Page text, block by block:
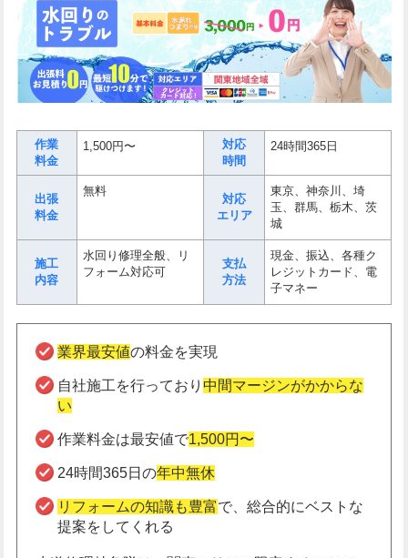
作業
料金
1,500円〜
対応
時間
24時間365日
出張
料金
無料
対応
エリア
東京、神奈川、埼
玉、群馬、栃木、茨
城
施工
内容
水回り修理全般、リ
フォーム対応可
支払
方法
現金、振込、各種ク
レジットカード、電
子マネー
業界最安値の料金を実現
自社施工を行っており 中間マージンがかからな
い
作業料金は最安値で1,500円〜
24時間365日の年中無休
リフォームの知識も豊富で、総合的にベストな
提案をしてくれる